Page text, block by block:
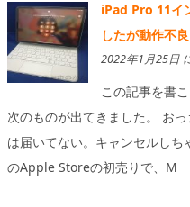
iPad Pro 11イ
したが動作不良
2022年1月25日
この記事を書
次のものが出てきました。 お
は届いてない。キャンセルし
のApple Storeの初売りで、M